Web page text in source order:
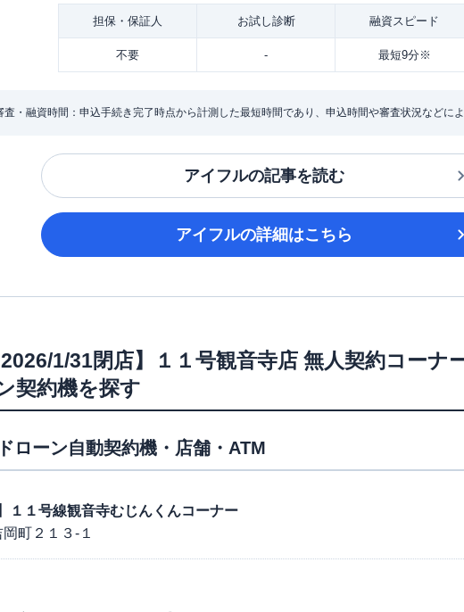
担保・ 保証人 お試し診断 融資スピード
不要 - 最短9分※
・融資時間：申込手続き完了時点から計測した最短時間であり、申込時間や審査状況などによ
アイフルの記事を読む
アイフルの詳細はこちら
2026/1/31閉店】１１号観音寺店 無人契約コーナ
契約機を探す
ローン自動契約機・店舗・ATM
１１号線観音寺むじんくんコーナー
町２１３-１